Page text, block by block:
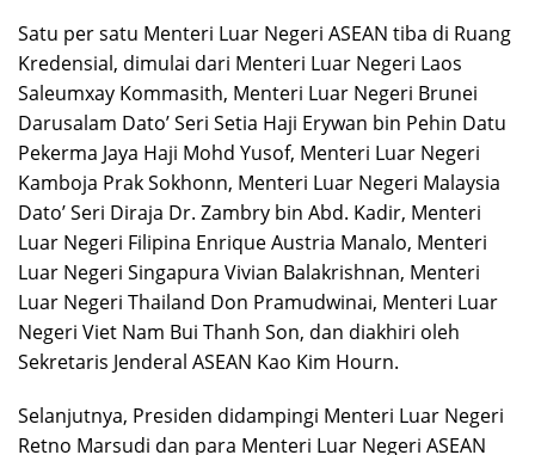
Satu per satu Menteri Luar Negeri ASEAN tiba di Ruang
Kredensial, dimulai dari Menteri Luar Negeri Laos
Saleumxay Kommasith, Menteri Luar Negeri Brunei
Darusalam Dato’ Seri Setia Haji Erywan bin Pehin Datu
Pekerma Jaya Haji Mohd Yusof, Menteri Luar Negeri
Kamboja Prak Sokhonn, Menteri Luar Negeri Malaysia
Dato’ Seri Diraja Dr. Zambry bin Abd. Kadir, Menteri
Luar Negeri Filipina Enrique Austria Manalo, Menteri
Luar Negeri Singapura Vivian Balakrishnan, Menteri
Luar Negeri Thailand Don Pramudwinai, Menteri Luar
Negeri Viet Nam Bui Thanh Son, dan diakhiri oleh
Sekretaris Jenderal ASEAN Kao Kim Hourn.
Selanjutnya, Presiden didampingi Menteri Luar Negeri
Retno Marsudi dan para Menteri Luar Negeri ASEAN